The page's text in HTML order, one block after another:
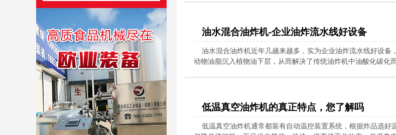
油水混合油炸机-企业油炸流水线好设备
油水混合油炸机近年几越来越多，实为企业油炸流水线好设备
动物油脂沉入植物油下层，从而解决了传统油炸机中油酸化碳化
低温真空油炸机的真正特点，您了解吗
低温真空油炸机通常都装有自动温控装置系统，根据炸品选